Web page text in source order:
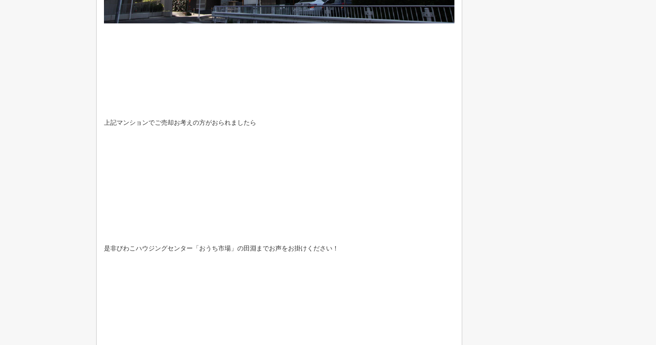
上記マンションでご売却お考えの方がおられましたら
是非びわこハウジングセンター「おうち市場」の田淵までお声をお掛けください！